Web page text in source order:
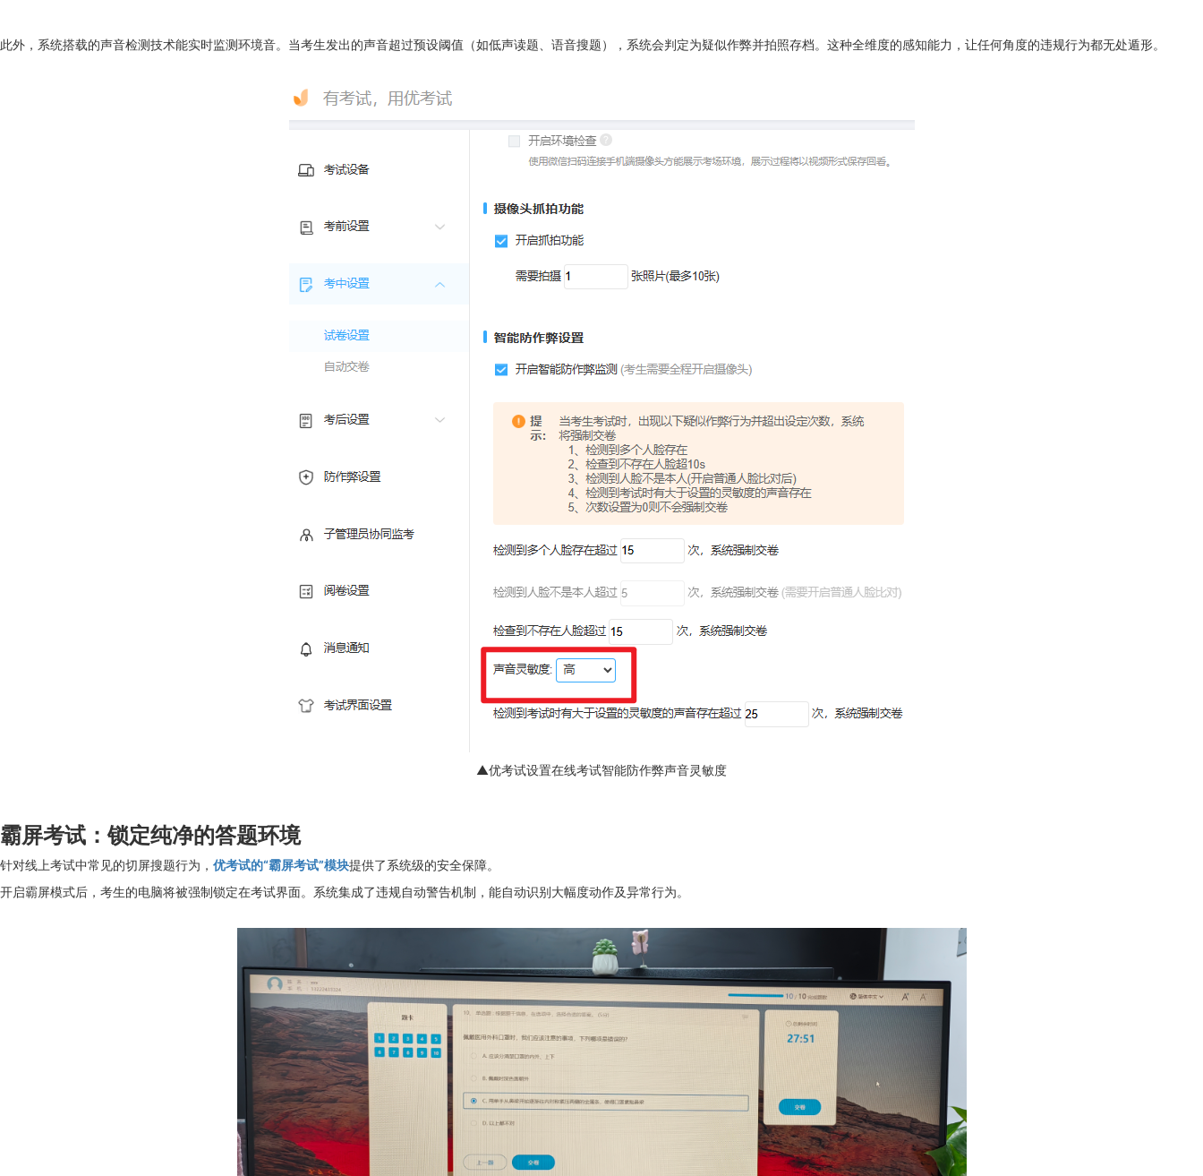
此外，系统搭载的声音检测技术能实时监测环境音。当考生发出的声音超过预设阈值（如低声读题、语音搜题），系统会判定为疑似作弊并拍照存档。这种全维度的感知能力，让任何角度的违规行为都无处遁形。
▲优考试设置在线考试智能防作弊声音灵敏度
霸屏考试：锁定纯净的答题环境
针对线上考试中常见的切屏搜题行为， 优考试的“霸屏考试”模块提供了系统级的安全保障。
开启霸屏模式后，考生的电脑将被强制锁定在考试界面。系统集成了违规自动警告机制，能自动识别大幅度动作及异常行为。